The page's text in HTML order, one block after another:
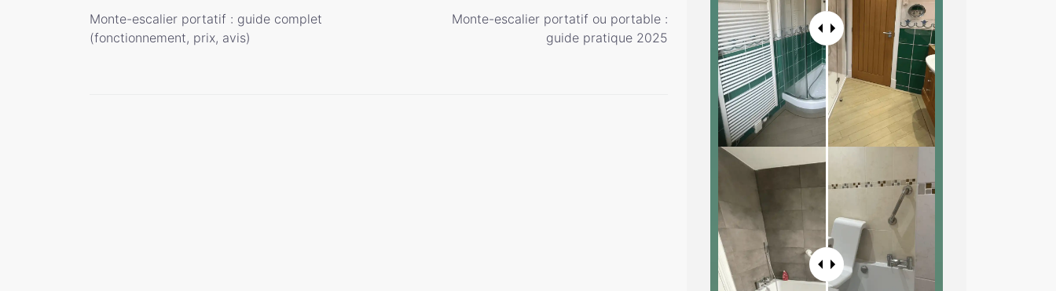
Monte-escalier portatif : guide complet
(fonctionnement, prix, avis)
Monte-escalier portatif ou portable :
guide pratique 2025